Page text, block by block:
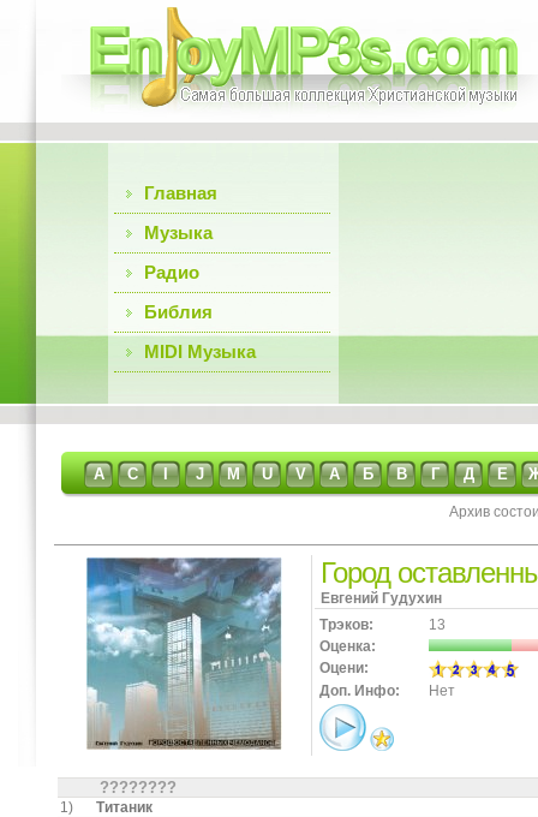
Главная
Музыка
Радио
Библия
MIDI Музыка
A C I J M U V А Б В Г Д Е
Архив
Город
Евгений Гудухин
Трэков:
13
Оценка:
Оцени:
Доп. Инфо:
Нет
????????
1)
Титаник